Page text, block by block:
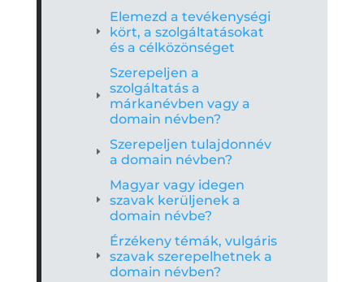
Elemezd a tevékenységi
kört, a szolgáltatásokat
és a célközönséget
Szerepeljen a
szolgáltatás a
márkanévben vagy a
domain névben?
Szerepeljen tulajdonnév
a domain névben?
Magyar vagy idegen
szavak kerüljenek a
domain névbe?
Érzékeny témák, vulgáris
szavak szerepelhetnek a
domain névben?